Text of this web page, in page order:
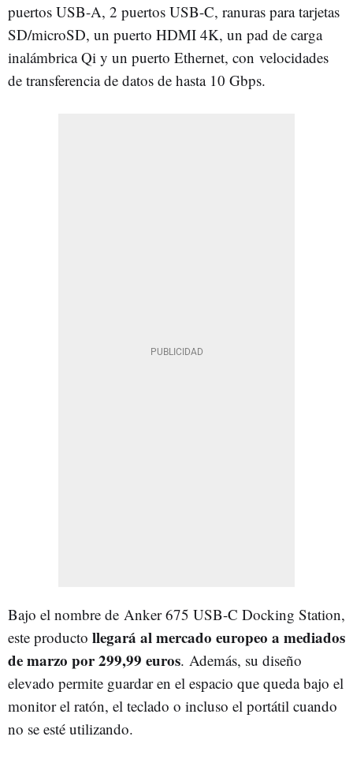
puertos USB-A, 2 puertos USB-C, ranuras para tarjetas
SD/microSD, un puerto HDMI 4K, un pad de carga
inalámbrica Qi y un puerto Ethernet, con velocidades
de transferencia de datos de hasta 10 Gbps.
Bajo el nombre de Anker 675 USB-C Docking Station,
este producto llegará al mercado europeo a mediados
de marzo por 299,99 euros. Además, su diseño
elevado permite guardar en el espacio que queda bajo el
monitor el ratón, el teclado o incluso el portátil cuando
no se esté utilizando.